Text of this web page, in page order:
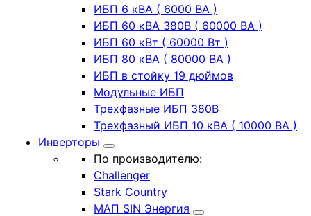
ИБП 6 кВА ( 6000 ВА )
ИБП 60 кВА 380В ( 60000 ВА )
ИБП 60 кВт ( 60000 Вт )
ИБП 80 кВА ( 80000 ВА )
ИБП в стойку 19 дюймов
Модульные ИБП
Трехфазные ИБП 380В
Трехфазный ИБП 10 кВА ( 10000 ВА )
Инверторы
По производителю:
Challenger
Stark Country
МАП SIN Энергия